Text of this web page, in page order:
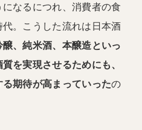
なるにつれ、消費者の食
。こうした流れは日本酒
醸、純米酒、本醸造といっ
を実現させるためにも、
期待が高まっていったの